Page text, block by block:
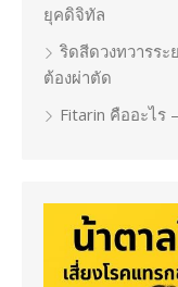
ยุคดิจิทัล
ริดสีดวงทวารระ
ต้องผ่าตัด
Fitarin คืออะไร